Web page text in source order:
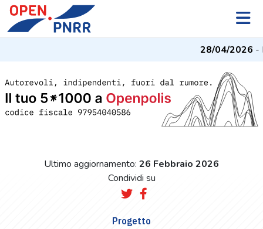
28/04/2026- I
Ultimo aggiornamento: 26 Febbraio 2026
Condividi su
Progetto